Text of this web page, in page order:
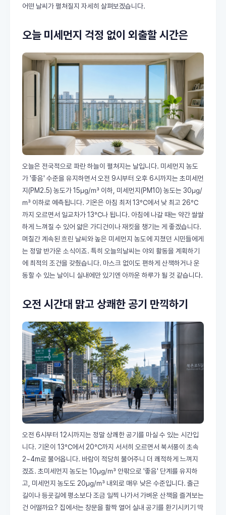
어떤 날씨가 펼쳐질지 자세히 살펴보겠습니다.
오늘 미세먼지 걱정 없이 외출할 시간은
오늘은 전국적으로 파란 하늘이 펼쳐지는 날입니다. 미세먼지 농도
가 '좋음' 수준을 유지하면서 오전 9시부터 오후 6시까지는 초미세먼
지(PM2.5) 농도가 15㎍/㎥ 이하, 미세먼지(PM10) 농도는 30㎍/
㎥ 이하로 예측됩니다. 기온은 아침 최저 13℃에서 낮 최고 26℃
까지 오르면서 일교차가 13℃나 됩니다. 아침에 나갈 때는 약간 쌀쌀
하게 느껴질 수 있어 얇은 가디건이나 재킷을 챙기는 게 좋겠습니다.
며칠간 계속된 흐린 날씨와 높은 미세먼지 농도에 지쳤던 시민들에게
는 정말 반가운 소식이죠. 특히 오늘의날씨는 야외 활동을 계획하기
에 최적의 조건을 갖췄습니다. 마스크 없이도 편하게 산책하거나 운
동할 수 있는 날이니 실내에만 있기엔 아까운 하루가 될 것 같습니다.
오전 시간대 맑고 상쾌한 공기 만끽하기
오전 6시부터 12시까지는 정말 상쾌한 공기를 마실 수 있는 시간입
니다. 기온이 13℃에서 20℃까지 서서히 오르면서 북서풍이 초속
2~4m로 불어옵니다. 바람이 적당히 불어주니 더 쾌적하게 느껴지
겠죠. 초미세먼지 농도는 10㎍/㎥ 안팎으로 '좋음' 단계를 유지하
고, 미세먼지 농도도 20㎍/㎥ 내외로 매우 낮은 수준입니다. 출근
길이나 등굣길에 평소보다 조금 일찍 나가서 가벼운 산책을 즐겨보는
건 어떨까요? 집에서는 창문을 활짝 열어 실내 공기를 환기시키기 딱